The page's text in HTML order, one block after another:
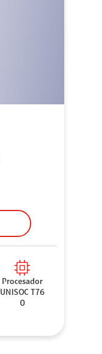
Procesador
UNISOC T76
0